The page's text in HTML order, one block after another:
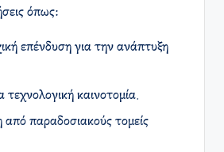
όπως:
επένδυση για την ανάπτυξη
καινοτομία.
παραδοσιακούς τομείς